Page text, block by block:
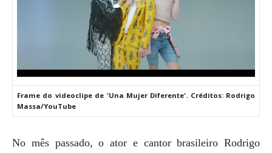
Frame do videoclipe de 'Una Mujer Diferente'. Créditos: Rodrigo
Massa/YouTube
No mês passado, o ator e cantor brasileiro Rodrigo